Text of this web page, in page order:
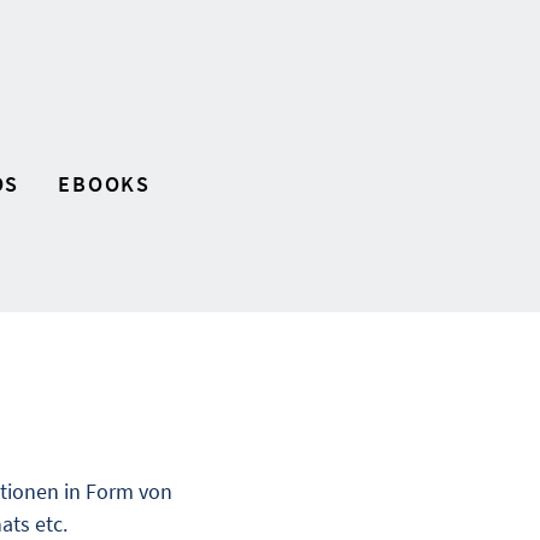
EBOOKS
in Form von
etc.